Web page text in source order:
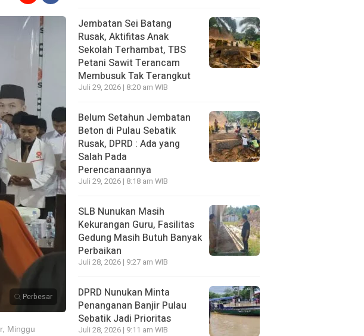
Perbesar
Minggu
Jembatan Sei Batang
Rusak, Aktifitas Anak
Sekolah Terhambat, TBS
Petani Sawit Terancam
Membusuk Tak Terangkut
Juli 29, 2026 | 8:20 am WIB
Belum Setahun Jembatan
Beton di Pulau Sebatik
Rusak, DPRD : Ada yang
Salah Pada
Perencanaannya
Juli 29, 2026 | 8:18 am WIB
SLB Nunukan Masih
Kekurangan Guru, Fasilitas
Gedung Masih Butuh Banyak
Perbaikan
Juli 28, 2026 | 9:27 am WIB
DPRD Nunukan Minta
Penanganan Banjir Pulau
Sebatik Jadi Prioritas
Juli 28, 2026 | 9:11 am WIB